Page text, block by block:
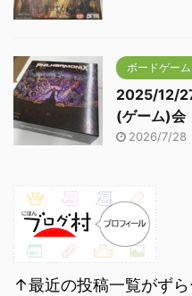
ボードゲーム
2025/12/
(ゲーム)会
2026/7/28
↑最近の投稿一覧がず